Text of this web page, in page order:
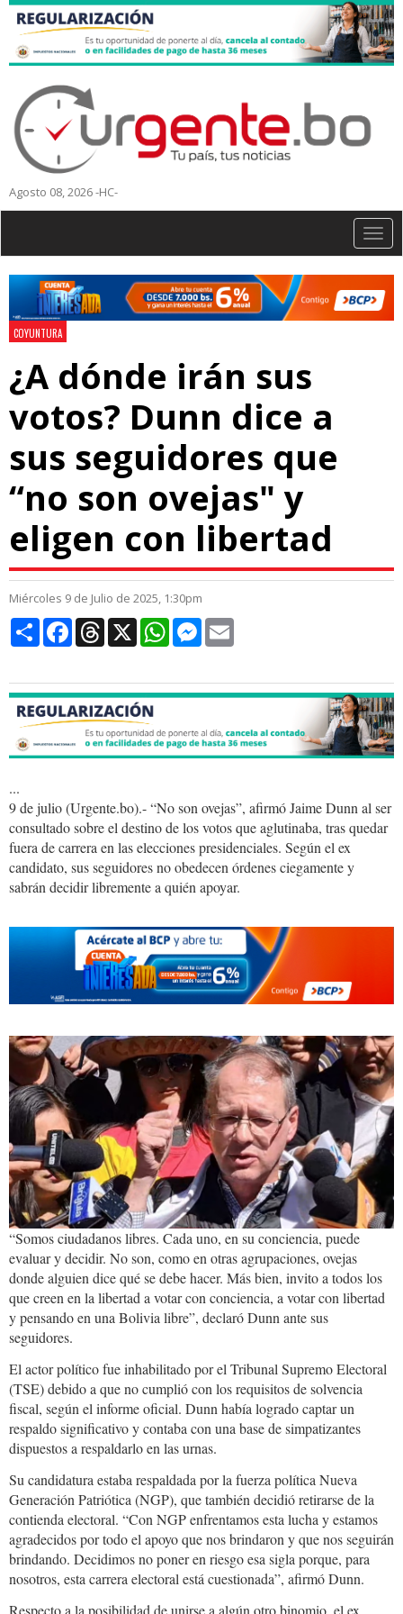
Agosto 08, 2026 -HC-
COYUNTURA
¿A dónde irán sus
votos? Dunn dice a
sus seguidores que
“no son ovejas" y
eligen con libertad
Miércoles 9 de Julio de 2025, 1:30pm
CompartirFacebookThreads
X WhatsAppMessenger
...
9 de julio (Urgente.bo).- “No son ovejas”, afirmó Jaime Dunn al ser
consultado sobre el destino de los votos que aglutinaba, tras quedar
fuera de carrera en las elecciones presidenciales. Según el ex
candidato, sus seguidores no obedecen órdenes ciegamente y
sabrán decidir libremente a quién apoyar.
1_12.jpeg
“Somos ciudadanos libres. Cada uno, en su conciencia, puede
evaluar y decidir. No son, como en otras agrupaciones, ovejas
donde alguien dice qué se debe hacer. Más bien, invito a todos los
que creen en la libertad a votar con conciencia, a votar con libertad
y pensando en una Bolivia libre”, declaró Dunn ante sus
seguidores.
El actor político fue inhabilitado por el Tribunal Supremo Electoral
(TSE) debido a que no cumplió con los requisitos de solvencia
fiscal, según el informe oficial. Dunn había logrado captar un
respaldo significativo y contaba con una base de simpatizantes
dispuestos a respaldarlo en las urnas.
Su candidatura estaba respaldada por la fuerza política Nueva
Generación Patriótica (NGP), que también decidió retirarse de la
contienda electoral. “Con NGP enfrentamos esta lucha y estamos
agradecidos por todo el apoyo que nos brindaron y que nos seguirán
brindando. Decidimos no poner en riesgo esa sigla porque, para
nosotros, esta carrera electoral está cuestionada”, afirmó Dunn.
Respecto a la posibilidad de unirse a algún otro binomio, el ex